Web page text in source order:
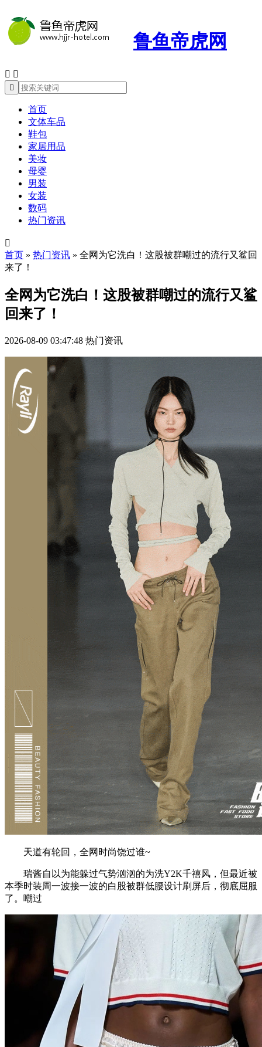
鲁鱼帝虎网
 

首页
文体车品
鞋包
家居用品
美妆
母婴
男装
女装
数码
热门资讯

首页 » 热门资讯 » 全网为它洗白！这股被群嘲过的流行又鲨回
来了！
全网为它洗白！这股被群嘲过的流行又鲨
回来了！
2026-08-09 03:47:48 热门资讯
天道有轮回，全网时尚饶过谁~
瑞酱自以为能躲过气势汹汹的为洗Y2K千禧风，但最近被
本季时装周一波接一波的白股被群低腰设计刷屏后，彻底屈服
了。嘲过